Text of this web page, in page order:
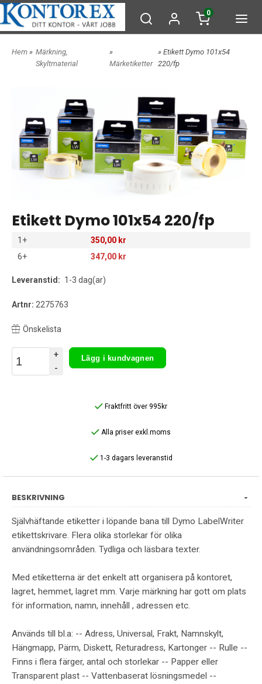
0
Hem » Märkning,
Skyltmaterial
»
Märketiketter
» Etikett Dymo 101x54
220/fp
Etikett Dymo 101x54 220/fp
1+
350,00 kr
6+
347,00 kr
Leveranstid: 1-3 dag(ar)
Artnr: 2275763
Önskelista
+
-
Lägg i kundvagnen
Fraktfritt över 995kr
Alla priser exkl.moms
1-3 dagars leveranstid
BESKRIVNING
Självhäftande etiketter i löpande bana till Dymo LabelWriter
etikettskrivare. Flera olika storlekar för olika
användningsområden. Tydliga och läsbara texter.
Med etiketterna är det enkelt att organisera på kontoret,
lagret, hemmet, lagret mm. Varje märkning har gott om plats
för information, namn, innehåll , adressen etc.
Används till bl.a: -- Adress, Universal, Frakt, Namnskylt,
Hängmapp, Pärm, Diskett, Returadress, Kartonger -- Rulle --
Finns i flera färger, antal och storlekar -- Papper eller
Transparent plast -- Vattenbaserat lösningsmedel --